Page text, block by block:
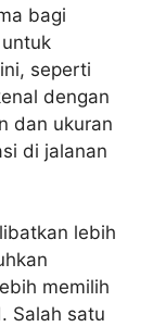
bagi
seperti
dengan
dan ukuran
di jalanan
lebih
memilih
Salah satu